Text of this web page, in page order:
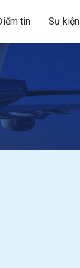
tin Sự kiện